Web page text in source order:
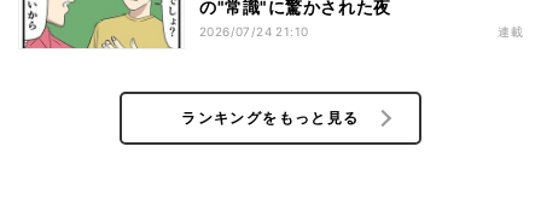
の"常識"に驚かされた夜
2026/07/24 21:10 連載
ランキングをもっと見る